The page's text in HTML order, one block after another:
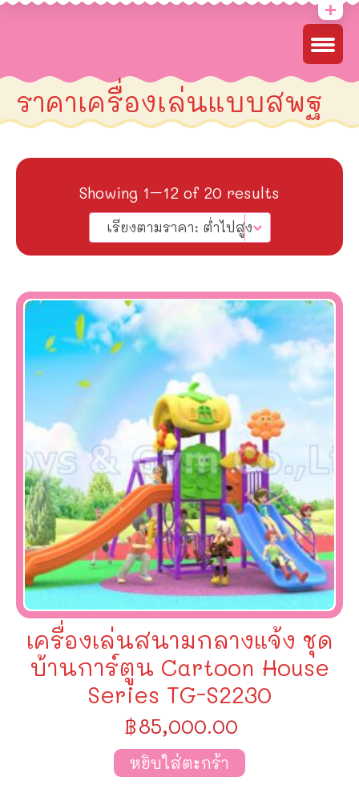
ราคาเครื่องเล่นแบบสพฐ
Showing 1–12 of 20 results
low
high
เรียงตามราคา: ต่ำไปสูง
เครื่องเล่นสนามกลางแจ้ง ชุด
บ้านการ์ตูน Cartoon House
Series TG-S2230
฿85,000.00
หยิบใส่ตะกร้า